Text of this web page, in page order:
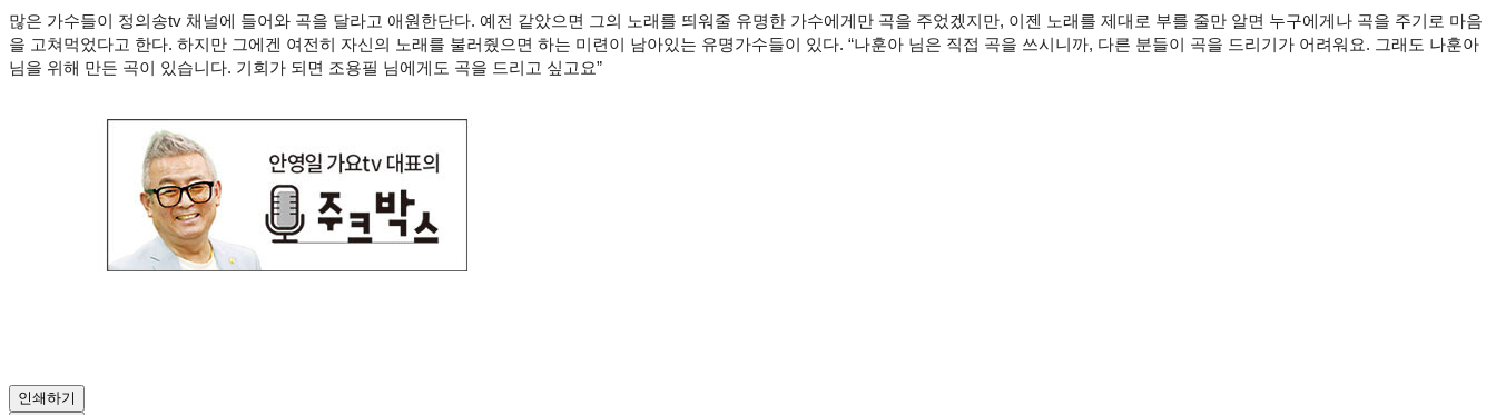
많은 가수들이 정의송tv 채널에 들어와 곡을 달라고 애원한단다. 예전 같았으면 그의 노래를 띄워줄 유명한 가수에게만 곡을 주었겠지만, 이젠 노래를 제대로 부를 줄만 알면 누구에게나 곡을 주기로 마음
을 고쳐먹었다고 한다. 하지만 그에겐 여전히 자신의 노래를 불러줬으면 하는 미련이 남아있는 유명가수들이 있다. “나훈아 님은 직접 곡을 쓰시니까, 다른 분들이 곡을 드리기가 어려워요. 그래도 나훈아
님을 위해 만든 곡이 있습니다. 기회가 되면 조용필 님에게도 곡을 드리고 싶고요”
인쇄하기